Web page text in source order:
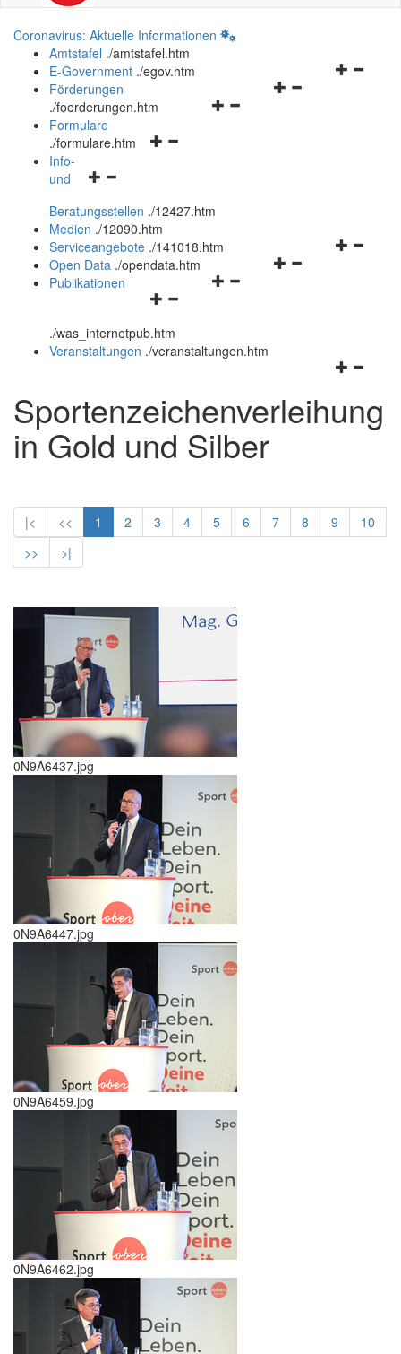
Coronavirus: Aktuelle Informationen
Amtstafel ./amtstafel.htm
Navigationsmenü
E-Government ./egov.htm
Navigationsmenü
Förderungen
./foerderungen.htm
Navigationsmenü
Formulare
./formulare.htm
Navigationsmenü
und
schließen
Info-
und
Beratungsstellen ./12427.htm
Medien ./12090.htm
Navigationsmenü
Serviceangebote ./141018.htm
Navigationsmenü
Open Data ./opendata.htm
Navigationsmenü
und
schließen
Publikationen
./was_internetpub.htm
und
schließen
Veranstaltungen ./veranstaltungen.htm
Sportenzeichenverleihung
in Gold und Silber
|< << 1 2 3 4 5 6 7 8 9
10
>>
>|
0N9A6437.jpg
0N9A6447.jpg
0N9A6459.jpg
0N9A6462.jpg